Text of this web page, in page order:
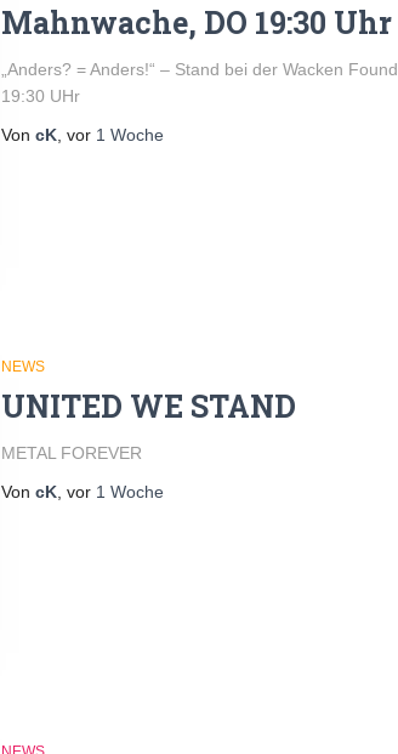
Mahnwache, DO 19:30 Uhr
„Anders? = Anders!“ – Stand bei der Wacken
19:30 UHr
Von cK, vor 1 Woche
NEWS
UNITED WE STAND
METAL FOREVER
Von cK, vor 1 Woche